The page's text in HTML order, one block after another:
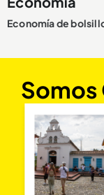
Economía de
Somos